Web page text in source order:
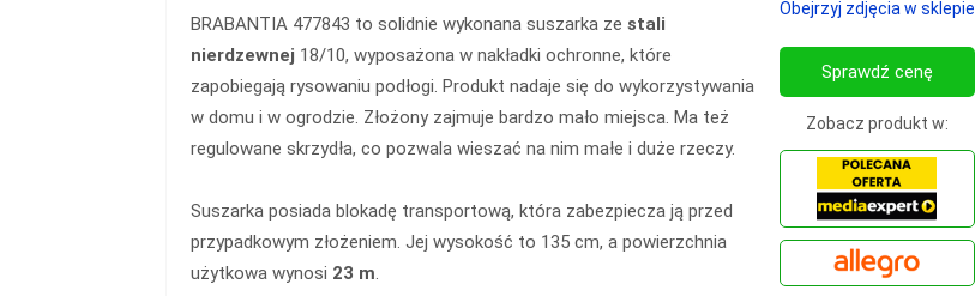
BRABANTIA 477843 to solidnie wykonana suszarka ze stali
nierdzewnej 18/10, wyposażona w nakładki ochronne, które
zapobiegają rysowaniu podłogi. Produkt nadaje się do wykorzystywania
w domu i w ogrodzie. Złożony zajmuje bardzo mało miejsca. Ma też
regulowane skrzydła, co pozwala wieszać na nim małe i duże rzeczy.
Suszarka posiada blokadę transportową, która zabezpiecza ją przed
przypadkowym złożeniem. Jej wysokość to 135 cm, a powierzchnia
użytkowa wynosi 23 m.
Obejrzyj zdjęcia w sklepie
Sprawdź cenę
Zobacz produkt w: